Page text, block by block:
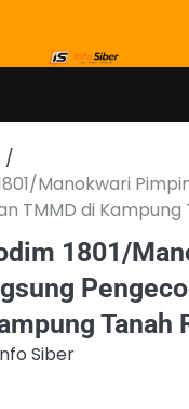
Manokwari
TMMD di Kampung
1801/
Tanah
Siber